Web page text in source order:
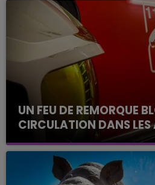
UN FEU DE REMORQUE
CIRCULATION DANS LES
Un feu de remorque s'est
fin de matinée sur l'A34.